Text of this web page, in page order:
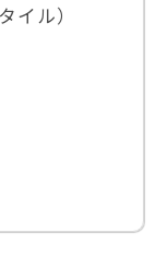
ル）